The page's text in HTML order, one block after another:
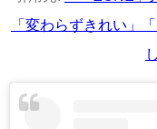
「変わらずきれい」